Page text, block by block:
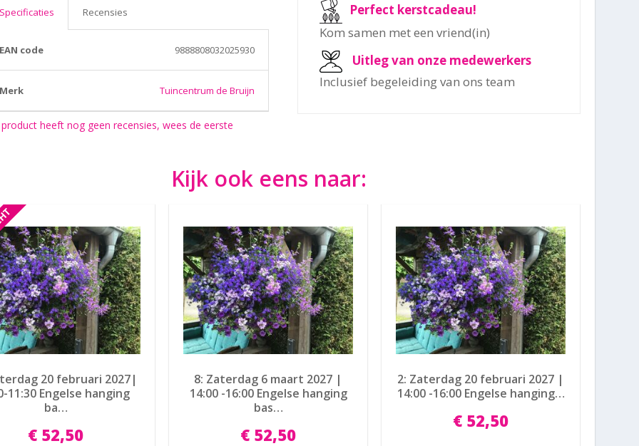
Perfect kerstcadeau!
Kom samen met een vriend(in)
Uitleg van onze medewerkers
Inclusief begeleiding van ons team
Specificaties Recensies
EAN code 9888808032025930
Merk Tuincentrum de Bruijn
heeft nog geen recensies, wees de eerste
Kijk ook eens naar:
20 februari 2027|
11:30 Engelse hanging
ba…
€ 52,50
8: Zaterdag 6 maart 2027 |
14:00 -16:00 Engelse hanging
bas…
€ 52,50
2: Zaterdag 20 februari 2027 |
14:00 -16:00 Engelse hanging…
€ 52,50